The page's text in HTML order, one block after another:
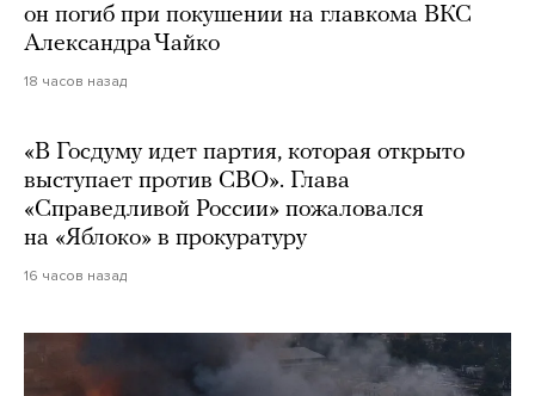
он погиб при покушении на главкома ВКС
Александра Чайко
18 часов назад
«В Госдуму идет партия, которая открыто
выступает против СВО». Глава
«Справедливой России» пожаловался
на «Яблоко» в прокуратуру
16 часов назад